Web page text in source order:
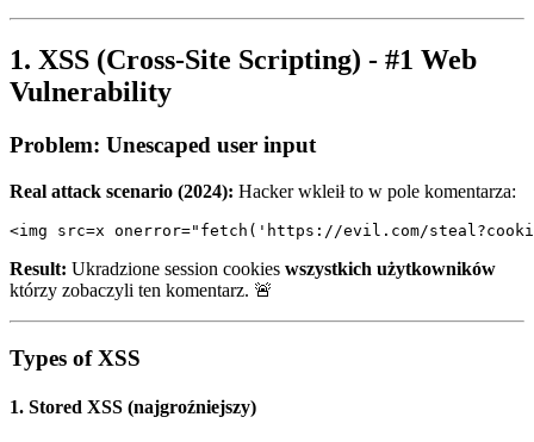
1. XSS (Cross-Site Scripting) - #1 Web
Vulnerability
Problem: Unescaped user input
Real attack scenario (2024): Hacker wkleił to w pole komentarza:
Result: Ukradzione session cookies wszystkich użytkowników
którzy zobaczyli ten komentarz. 🚨
Types of XSS
1. Stored XSS (najgroźniejszy)